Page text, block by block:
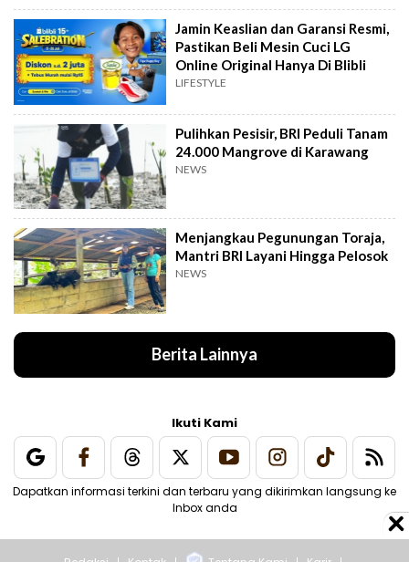
Jamin Keaslian dan Garansi Resmi,
Pastikan Beli Mesin Cuci LG
Online Original Hanya Di Blibli
LIFESTYLE
Pulihkan Pesisir, BRI Peduli Tanam
24.000 Mangrove di Karawang
NEWS
Menjangkau Pegunungan Toraja,
Mantri BRI Layani Hingga Pelosok
NEWS
Berita Lainnya
Ikuti Kami
Dapatkan informasi terkini dan terbaru yang dikirimkan langsung ke
Inbox anda